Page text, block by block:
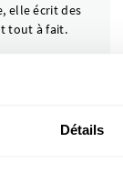
Détails
elle écrit des
tout à fait.